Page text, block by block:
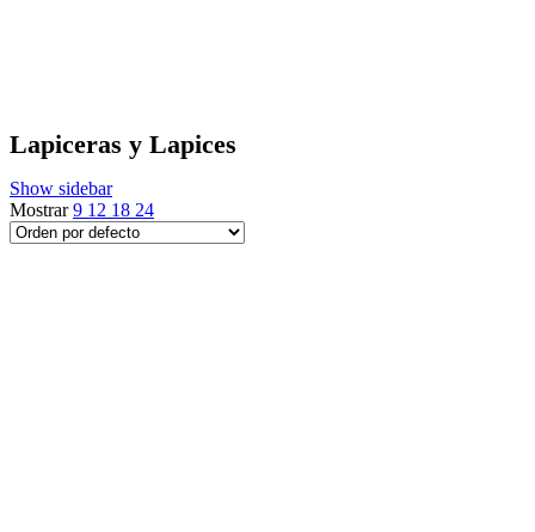
Lapiceras y Lapices
Show sidebar
Mostrar9 12 18 24